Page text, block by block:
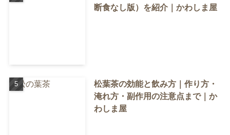
断食なし版）を紹介｜かわしま屋
松葉茶の効能と飲み方｜作り方・
淹れ方・副作用の注意点まで｜か
わしま屋